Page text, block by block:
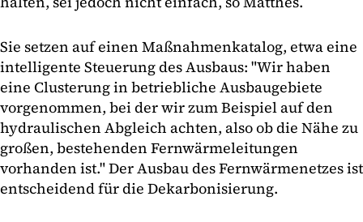
Sie setzen auf einen Maßnahmenkatalog, etwa eine
intelligente Steuerung des Ausbaus: "Wir haben
eine Clusterung in betriebliche Ausbaugebiete
vorgenommen, bei der wir zum Beispiel auf den
hydraulischen Abgleich achten, also ob die Nähe zu
großen, bestehenden Fernwärmeleitungen
vorhanden ist." Der Ausbau des Fernwärmenetzes ist
entscheidend für die Dekarbonisierung.